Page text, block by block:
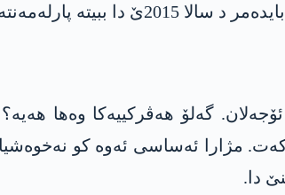
پارلەمەنتەر.
گەلۆ ھەڤرکییەکا وەھا
مژارا ئەساسی ئەوە کو نەخوەشیا
دا.